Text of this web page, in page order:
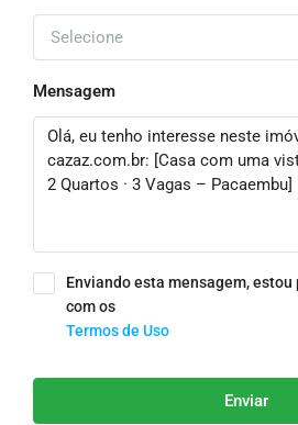
Selecione
Mensagem
Enviando esta mensagem,
com os
Termos de Uso
Enviar